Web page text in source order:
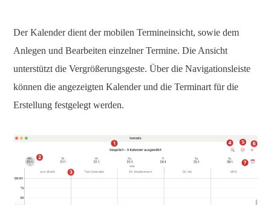
Der Kalender dient der mobilen Termineinsicht, sowie dem
Anlegen und Bearbeiten einzelner Termine. Die Ansicht
unterstützt die Vergrößerungsgeste. Über die Navigationsleiste
können die angezeigten Kalender und die Terminart für die
Erstellung festgelegt werden.